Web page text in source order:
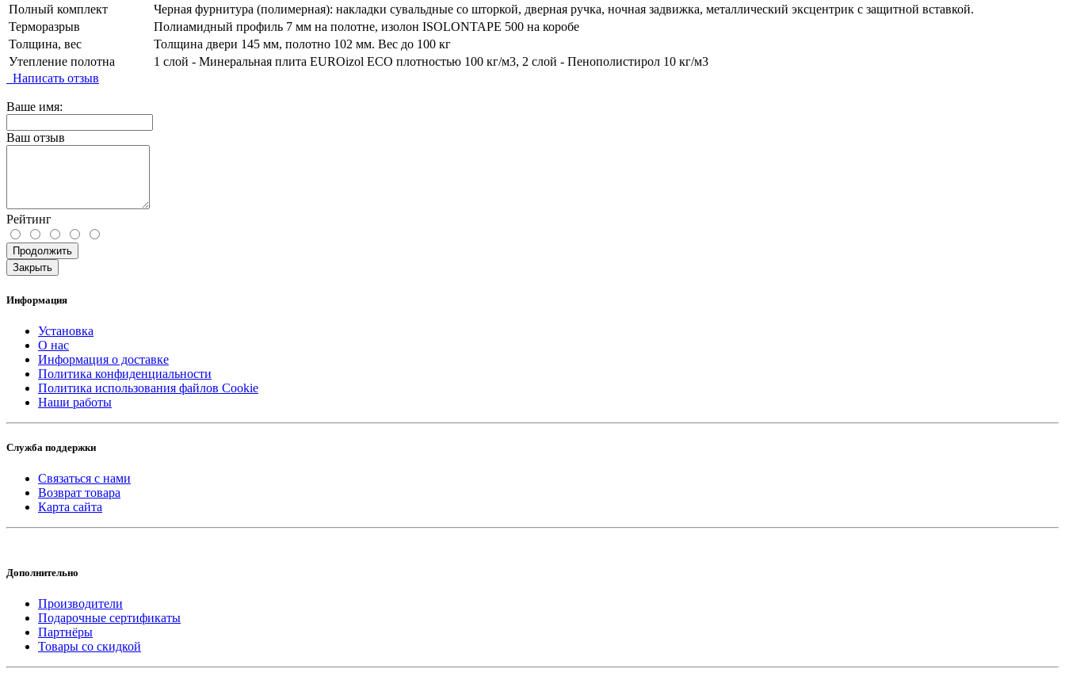
Полный комплект
Черная фурнитура (полимерная): накладки сувальдные со шторкой, дверная ручка, ночная задвижка, металлический эксцентрик с защитной вставкой.
Терморазрыв
Полиамидный профиль 7 мм на полотне, изолон ISOLONTAPE 500 на коробе
Толщина, вес
Толщина двери 145 мм, полотно 102 мм. Вес до 100 кг
Утепление полотна
1 слой - Минеральная плита EUROizol ECO плотностью 100 кг/м3, 2 слой - Пенополистирол 10 кг/м3
Написать отзыв
Ваше имя:
Ваш отзыв
Рейтинг
Продолжить
Закрыть
Информация
Установка
О нас
Информация о доставке
Политика конфиденциальности
Политика использования файлов Cookie
Наши работы
Служба поддержки
Связаться с нами
Возврат товара
Карта сайта
Дополнительно
Производители
Подарочные сертификаты
Партнёры
Товары со скидкой